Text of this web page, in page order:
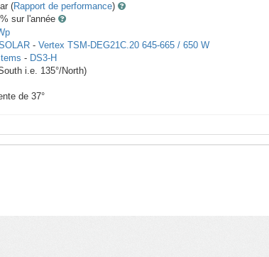
(Rapport de performance)
% sur l'année
- Vertex TSM-DEG21C.20 645-665 / 650 W
- DS3-H
i.e. 135°/North)
de 37°